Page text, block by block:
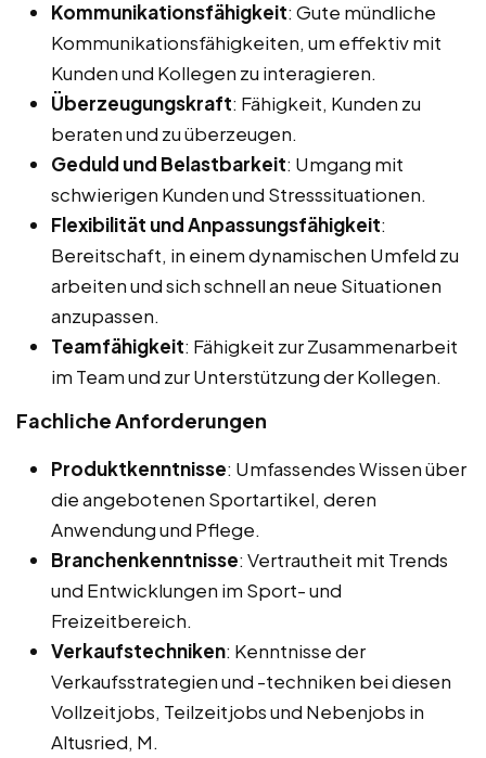
Kommunikationsfähigkeit: Gute mündliche
Kommunikationsfähigkeiten, um effektiv mit
Kunden und Kollegen zu interagieren.
Überzeugungskraft: Fähigkeit, Kunden zu
beraten und zu überzeugen.
Geduld und Belastbarkeit: Umgang mit
schwierigen Kunden und Stresssituationen.
Flexibilität und Anpassungsfähigkeit:
Bereitschaft, in einem dynamischen Umfeld zu
arbeiten und sich schnell an neue Situationen
anzupassen.
Teamfähigkeit: Fähigkeit zur Zusammenarbeit
im Team und zur Unterstützung der Kollegen.
Fachliche Anforderungen
Produktkenntnisse: Umfassendes Wissen über
die angebotenen Sportartikel, deren
Anwendung und Pflege.
Branchenkenntnisse: Vertrautheit mit Trends
und Entwicklungen im Sport- und
Freizeitbereich.
Verkaufstechniken: Kenntnisse der
Verkaufsstrategien und -techniken bei diesen
Vollzeitjobs, Teilzeitjobs und Nebenjobs in
Altusried, M.